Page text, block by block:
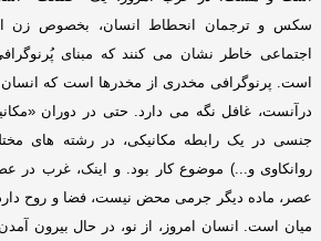
سکس و ترجمان انحطاط انسان، بخصوص زن
اجتماعی خاطر نشان می کنند که مبنای
است. پرنوگرافی مخدری از مخدرها است که
درآنست، غافل نگه می دارد
حتی در دوران«
جنسی در یک رابطه مکانیکی، در رشته های
روانکاوی و ...) موضوع کار بود .و اینک، غرب در
عصر، ماده دیگر جرمی محض نیست، فضا و روح
میان است.
انسان امروز، از نو، در حال بیرون